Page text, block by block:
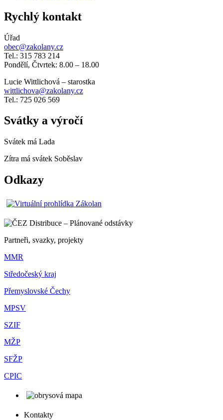
Rychlý kontakt
Úřad
obec@zakolany.cz
Tel.: 315 783 214
Pondělí, Čtvrtek: 8.00 – 18.00
Lucie Wittlichová – starostka
wittlichova@zakolany.cz
Tel.: 725 026 569
Svátky a výročí
Svátek má Lada
Zítra má svátek Soběslav
Odkazy
Partneři, svazky, projekty
MMR
Středočeský kraj
Přemyslovské Čechy
MPSV
SZIF
MŽP
SFŽP
CPIC
Kontakty